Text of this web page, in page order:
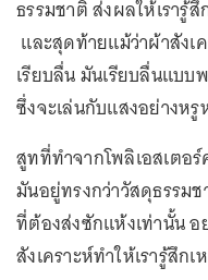
ธรรมชาติ ส่งผลให้เรารู้
และสุดท้ายแม้ว่าผ้าสังเ
เรียบลื่น มันเรียบลื่นแบ
ซึ่งจะเล่นกับแสงอย่างหรู
สูทที่ทำจากโพลิเอสเต
มันอยู่ทรงกว่าวัสดุธรรม
ที่ต้องส่งซักแห้งเท่านั้น อ
สังเคราะห์ทำให้เรารู้สึก